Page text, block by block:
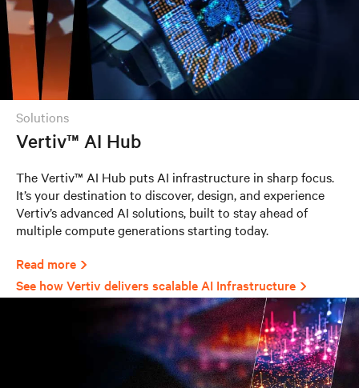
solutions
Vertiv™ AI Hub
The Vertiv™ AI Hub puts AI infrastructure in sharp focus.
It’s your destination to discover, design, and experience
Vertiv’s advanced AI solutions, built to stay ahead of
multiple compute generations starting today.
Read more
See how Vertiv delivers scalable AI Infrastructure